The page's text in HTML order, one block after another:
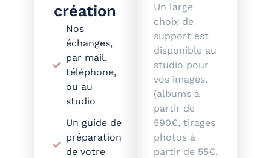
création
Nos
échanges,
par mail,
téléphone,
ou au
studio
Un guide de
préparation
de votre
Un large
choix de
support est
disponible au
studio pour
vos images.
(albums à
partir de
590€, tirages
photos à
partir de 55€,